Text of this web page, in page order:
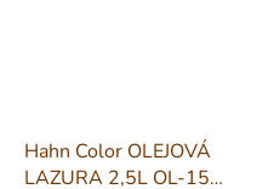
Hahn Color OLEJOVÁ
LAZURA 2,5L OL-15